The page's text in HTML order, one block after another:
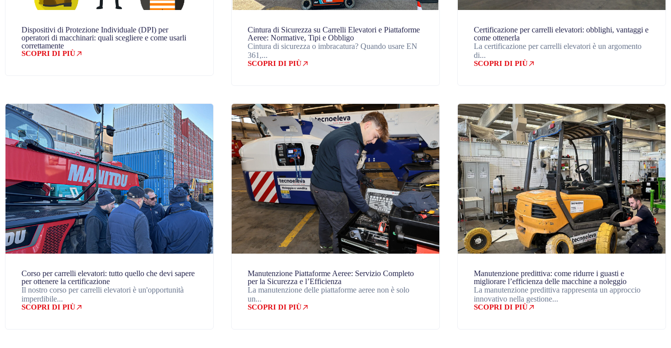
Dispositivi di Protezione Individuale (DPI) per
operatori di macchinari: quali scegliere e come usarli
correttamente
SCOPRI DI PIÙ
Cintura di Sicurezza su Carrelli Elevatori e Piattaforme
Aeree: Normative, Tipi e Obbligo
Cintura di sicurezza o imbracatura? Quando usare EN
361,...
SCOPRI DI PIÙ
Certificazione per carrelli elevatori: obblighi, vantaggi e
come ottenerla
La certificazione per carrelli elevatori è un argomento
di...
SCOPRI DI PIÙ
Corso per carrelli elevatori: tutto quello che devi sapere
per ottenere la certificazione
Il nostro corso per carrelli elevatori è un'opportunità
imperdibile...
SCOPRI DI PIÙ
Manutenzione Piattaforme Aeree: Servizio Completo
per la Sicurezza e l’Efficienza
La manutenzione delle piattaforme aeree non è solo
un...
SCOPRI DI PIÙ
Manutenzione predittiva: come ridurre i guasti e
migliorare l’efficienza delle macchine a noleggio
La manutenzione predittiva rappresenta un approccio
innovativo nella gestione...
SCOPRI DI PIÙ